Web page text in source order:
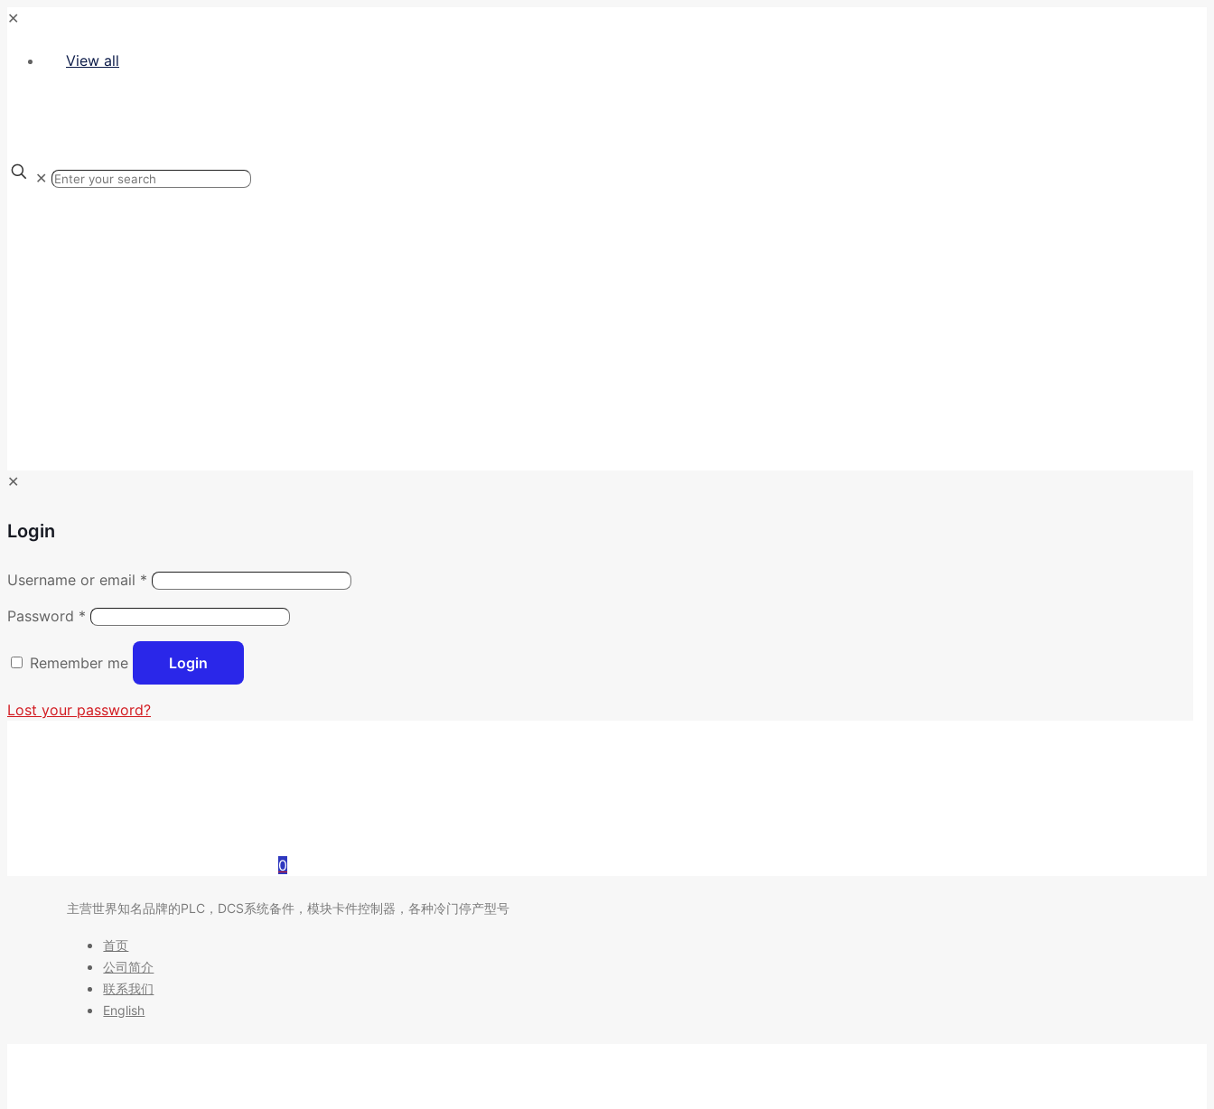
✕
View all
✕
✕
Login
Username or email *
Password *
Remember me Login
Lost your password?
0
主营世界知名品牌的PLC，DCS系统备件，模块卡件控制器，各种冷门停产型号
首页
公司简介
联系我们
English